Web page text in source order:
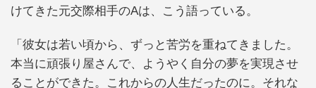
けてきた元交際相手のAは、こう語っている。
「彼女は若い頃から、ずっと苦労を重ねてきました。
本当に頑張り屋さんで、ようやく自分の夢を実現させ
ることができた。これからの人生だったのに。それな